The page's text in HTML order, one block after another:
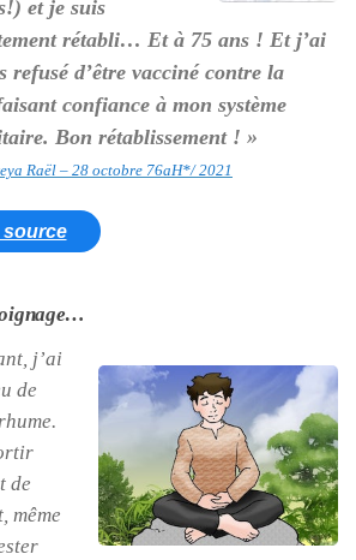
et je suis
rétabli… Et à 75 ans ! Et j’ai
refusé d’être vacciné contre la
confiance à mon système
Bon rétablissement ! »
Raël – 28 octobre 76aH*/ 2021
source
j’ai
de
de
même